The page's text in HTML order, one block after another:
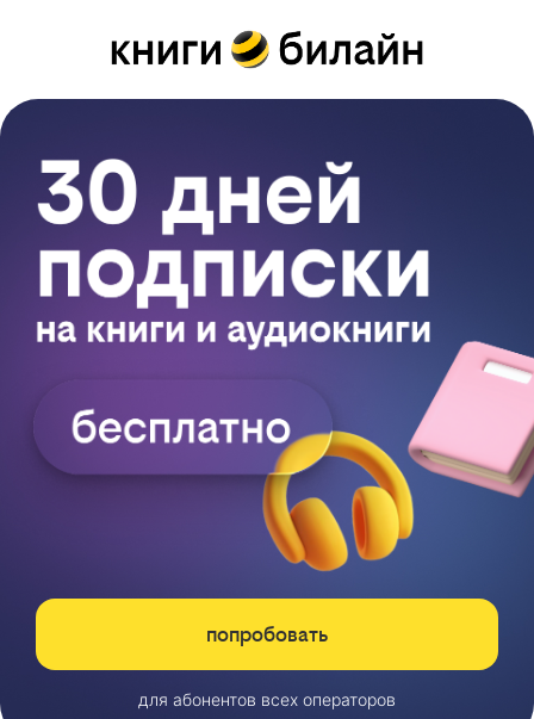
попробовать
для абонентов всех операторов